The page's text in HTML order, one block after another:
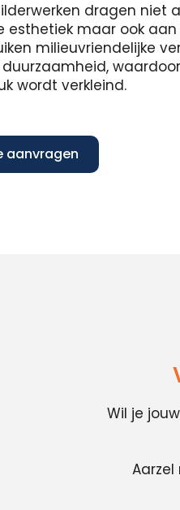
dragen niet
esthetiek maar ook
milieuvriendelijke
wordt verkleind.
aanvragen
Wil je